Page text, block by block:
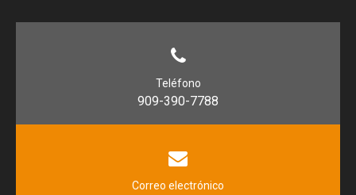
Teléfono
909-390-7788
Correo electrónico